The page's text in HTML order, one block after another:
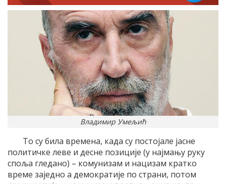
Владимир Умељић
То су била времена, када су постојале јасне
политичке леве и десне позиције (у најмању руку
споља гледано) – комунизам и нацизам кратко
време заједно а демократије по страни, потом